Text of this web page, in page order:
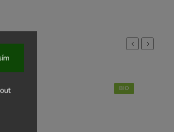
Previous
BIO
BIO
Next